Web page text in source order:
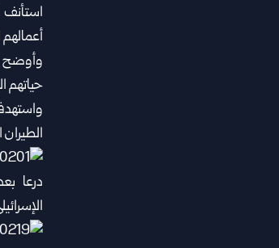
أعمالهم
وأوضح
حياتهم